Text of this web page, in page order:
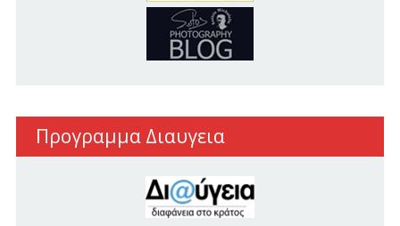
Προγραμμα Διαυγεια